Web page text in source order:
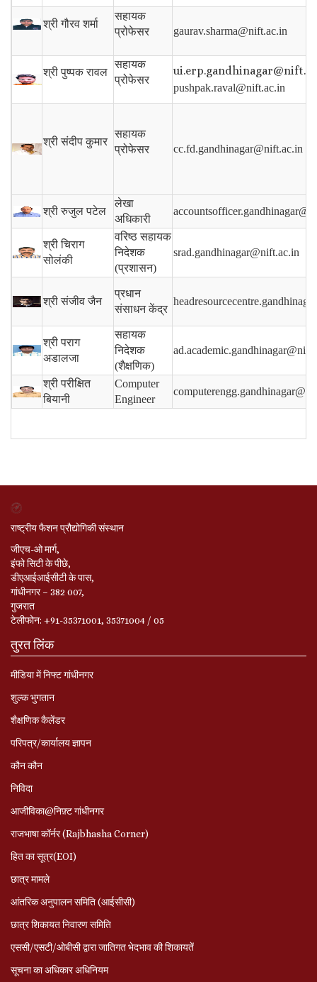
श्री गौरव शर्मा
सहायक
प्रोफेसर
gaurav.sharma@nift.ac.in
श्री पुष्पक रावल
सहायक
प्रोफेसर
pushpak.raval@nift.ac.in
श्री संदीप कुमार
सहायक
प्रोफेसर
cc.fd.gandhinagar@nift.ac.in
श्री रुजुल पटेल
लेखा
अधिकारी
श्री चिराग
सोलंकी
वरिष्ठ सहायक
निदेशक
(प्रशासन)
srad.gandhinagar@nift.ac.in
श्री संजीव जैन
प्रधान
संसाधन केंद्र
श्री पराग
अडालजा
सहायक
निदेशक
(शैक्षणिक)
श्री परीक्षित
बियानी
Computer
Engineer
राष्ट्रीय फैशन प्रौद्योगिकी संस्थान
जीएच-ओ मार्ग,
इंफो सिटी के पीछे,
डीएआईआईसीटी के पास,
गांधीनगर – 382 007,
गुजरात
टेलीफोन: +91-35371001, 35371004 / 05
तुरत लिंक
मीडिया में निफ्ट गांधीनगर
शुल्क भुगतान
शैक्षणिक कैलेंडर
परिपत्र/कार्यालय ज्ञापन
कौन कौन
निविदा
आजीविका@निफ़्ट गांधीनगर
राजभाषा कॉर्नर (Rajbhasha Corner)
हित का सूत्र(EOI)
छात्र मामले
आंतरिक अनुपालन समिति (आईसीसी)
छात्र शिकायत निवारण समिति
एससी/एसटी/ओबीसी द्वारा जातिगत भेदभाव की शिकायतें
सूचना का अधिकार अधिनियम